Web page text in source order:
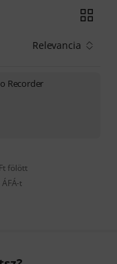
Relevancia
Recorder
fölött
t